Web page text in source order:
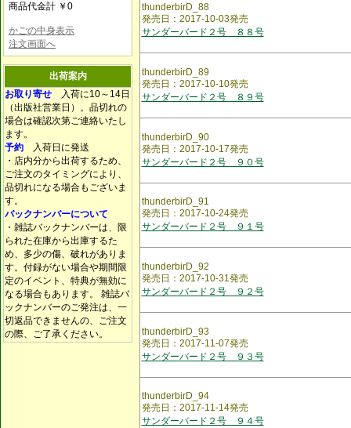
商品代金計 ￥0
かごの中身表示
注文画面へ
出荷案内
お取り寄せ 入荷に10～14日
（出版社営業日）。品切れの
場合は確認次第ご連絡いたし
ます。
予約 入荷日に発送
・店内分から出荷するため、
ご注文のタイミングにより、
品切れになる場合もございま
す。
バックナンバーについて
・雑誌バックナンバーは、限
られた在庫から出庫するた
め、多少の傷、破れがありま
す。付録がない場合や期間限
定のイベント、特典が無効に
なる場合もあります。 雑誌バ
ックナンバーのご発注は、一
切返品できませんの、ご注文
の際、ご了承ください。
thunderbirD_88
発売日：2017-10-03発売
サンダーバード２号 ８８号
thunderbirD_89
発売日：2017-10-10発売
サンダーバード２号 ８９号
thunderbirD_90
発売日：2017-10-17発売
サンダーバード２号 ９０号
thunderbirD_91
発売日：2017-10-24発売
サンダーバード２号 ９１号
thunderbirD_92
発売日：2017-10-31発売
サンダーバード２号 ９２号
thunderbirD_93
発売日：2017-11-07発売
サンダーバード２号 ９３号
thunderbirD_94
発売日：2017-11-14発売
サンダーバード２号 ９４号